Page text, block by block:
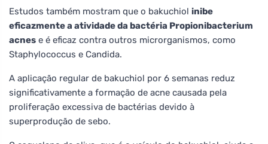
Estudos também mostram que o bakuchiol inibe
eficazmente a atividade da bactéria Propionibacterium
acnes e é eficaz contra outros microrganismos, como
Staphylococcus e Candida.
A aplicação regular de bakuchiol por 6 semanas reduz
significativamente a formação de acne causada pela
proliferação excessiva de bactérias devido à
superprodução de sebo.